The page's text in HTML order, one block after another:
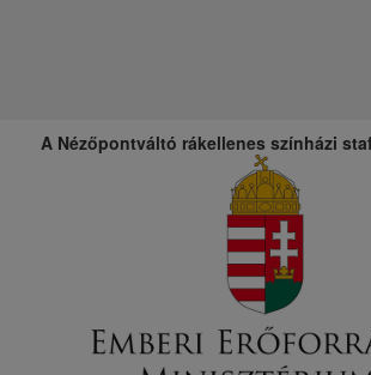
A Nézőpontváltó rákellenes színházi